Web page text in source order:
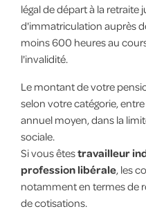
légal de départ à la retraite
d'immatriculation auprès
moins 600 heures au
l'invalidité.
Le montant de votre
selon votre catégorie,
annuel moyen, dans la
sociale.
Si vous êtestravailleur
profession libérale, les
notamment en termes de
de cotisations.